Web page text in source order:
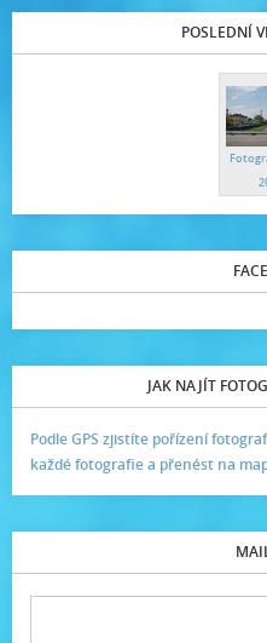
POSLEDNÍ
JAK NAJÍT
Podle GPS zjistíte pořízení
každé fotografie a přenést na